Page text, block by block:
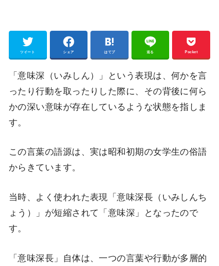
ツイート シェア はてブ 送る Pocket
「意味深（いみしん）」という表現は、何かを言
ったり行動を取ったりした際に、その背後に何ら
かの深い意味が存在しているような状態を指しま
す。
この言葉の語源は、実は昭和初期の女学生の俗語
からきています。
当時、よく使われた表現「意味深長（いみしんち
ょう）」が短縮されて「意味深」となったので
す。
「意味深長」自体は、一つの言葉や行動が多層的